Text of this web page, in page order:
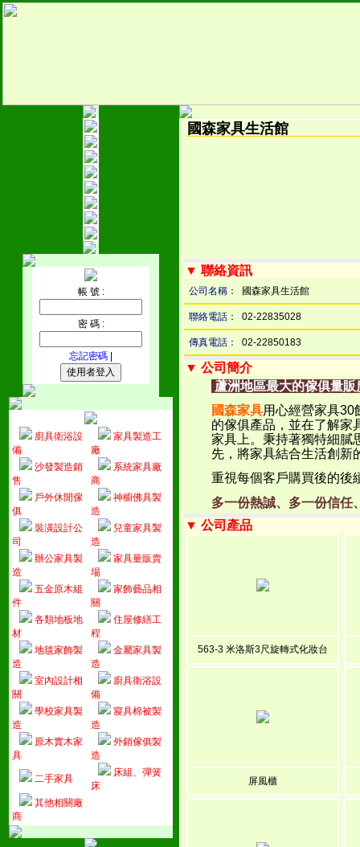
帳 號 :
密 碼 :
忘記密碼
廚具衛浴設
備
家具製造工
廠
沙發製造銷
售
系統家具廠
商
戶外休閒傢
俱
神櫥佛具製
造
裝潢設計公
司
兒童家具製
造
辦公家具製
造
家具量販賣
場
五金原木組
件
家飾藝品相
關
各類地板地
材
住屋修繕工
程
地毯家飾製
造
金屬家具製
造
室內設計相
關
廚具衛浴設
備
學校家具製
造
寢具棉被製
造
原木實木家
具
外銷傢俱製
造
二手家具
床組、彈簧
床
其他相關廠
商
國森家具生活館
▼ 聯絡資訊
公司名稱： 國森家具生活館
聯絡電話： 02-22835028
傳真電話： 02-22850183
▼ 公司簡介
蘆洲地區最大的傢俱量販
國森家具用心經營家具30
的傢俱產品，並在了解家
家具上。秉持著獨特細膩
先，將家具結合生活創新
重視每個客戶購買後的後
多一份熱誠、多一份信任
▼ 公司產品
563-3 米洛斯3尺旋轉式化妝台
屏風櫃